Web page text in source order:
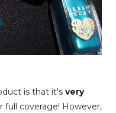
is that it's very
full coverage! However,